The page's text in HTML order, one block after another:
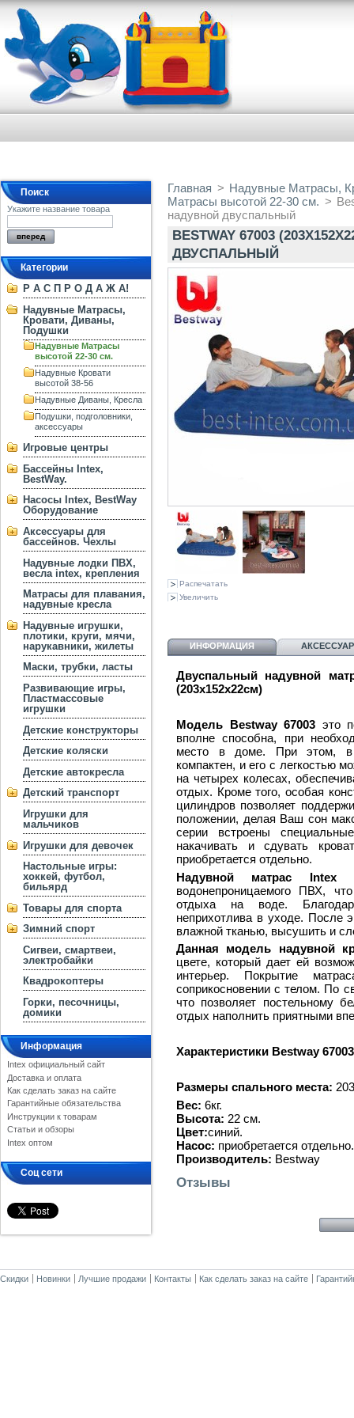
Поиск
Укажите название товара
Категории
Р А С П Р О Д А Ж А!
Надувные Матрасы,
Кровати, Диваны,
Подушки
Надувные Матрасы
высотой 22-30 см.
Надувные Кровати
высотой 38-56
Надувные Диваны, Кресла
Подушки, подголовники,
аксессуары
Игровые центры
Бассейны Intex,
BestWay.
Насосы Intex, BestWay
Оборудование
Аксессуары для
бассейнов. Чехлы
Надувные лодки ПВХ,
весла intex, крепления
Матрасы для плавания,
надувные кресла
Надувные игрушки,
плотики, круги, мячи,
нарукавники, жилеты
Маски, трубки, ласты
Развивающие игры,
Пластмассовые
игрушки
Детские конструкторы
Детские коляски
Детские автокресла
Детский транспорт
Игрушки для
мальчиков
Игрушки для девочек
Настольные игры:
хоккей, футбол,
бильярд
Товары для спорта
Зимний спорт
Сигвеи, смартвеи,
электробайки
Квадрокоптеры
Горки, песочницы,
домики
Информация
Intex официальный сайт
Доставка и оплата
Как сделать заказ на сайте
Гарантийные обязательства
Инструкции к товарам
Статьи и обзоры
Intex оптом
Соц сети
Главная > Надувные Матрасы,
Матрасы высотой 22-30 см. >
надувной двуспальный
BESTWAY 67003
ДВУСПАЛЬНЫЙ
Распечатать
Увеличить
ИНФОРМАЦИЯ
Двуспальный надувной
(203х152х22см)
Модель Bestway 67003 это
вполне способна, при
место в доме. При этом, в
компактен, и его с легкостью
на четырех колесах,
отдых. Кроме того, особая
цилиндров позволяет
положении, делая Ваш сон
серии встроены
накачивать и сдувать
приобретается отдельно.
Надувной матрас Intex
водонепроницаемого ПВХ,
отдыха на воде.
неприхотлива в уходе. После
влажной тканью, высушить и
Данная модель надувной
цвете, который дает ей
интерьер. Покрытие
соприкосновении с телом. По
что позволяет постельному
отдых наполнить приятными
Характеристики Bestway 67003
Размеры спального места:
Вес: 6кг.
Высота: 22 см.
Цвет:
Насос: приобретается отдельно.
Производитель: Bestway
Отзывы
Скидки Новинки Лучшие продажи Контакты Как сделать заказ на сайте